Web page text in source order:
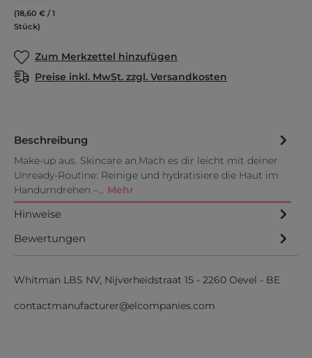
(18,60 € / 1
Stück)
Zum Merkzettel hinzufügen
Preise inkl. MwSt. zzgl. Versandkosten
Beschreibung
Make-up aus. Skincare an.Mach es dir leicht mit deiner
Unready-Routine: Reinige und hydratisiere die Haut im
Handumdrehen –… Mehr
Hinweise
Bewertungen
Whitman LBS NV, Nijverheidstraat 15 - 2260 Oevel - BE
contactmanufacturer@elcompanies.com